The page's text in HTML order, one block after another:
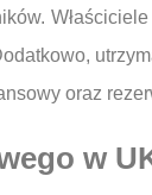
oraz
w